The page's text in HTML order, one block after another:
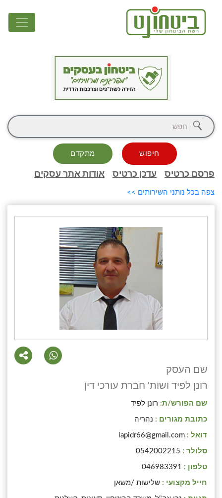
חיפוש מתקדם
פרסם כרטיס עדכן כרטיס אודות אתר עסקים
צפה בכל נותני השירותים >>
שם העסק
רונן לפיד ושות' חברת עורכי דין
שם הפורש/ת: רונן לפיד
כתובת מגורים : נהריה
דואל : lapidr66@gmail.com
סלולר : 0542002215
טלפון : 046983391
חייל מקצועי : שלישות /משאן